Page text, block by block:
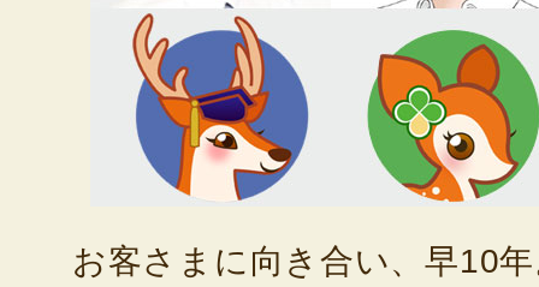
お客さまに向き合い、早10